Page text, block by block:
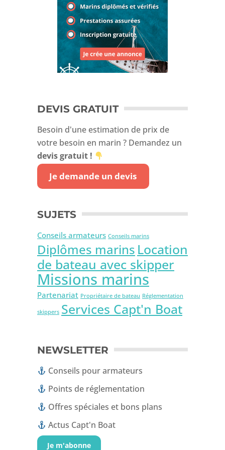
DEVIS GRATUIT
Besoin d'une estimation de prix de
votre besoin en marin ? Demandez un
devis gratuit !
Je demande un devis
SUJETS
Conseils armateurs Conseils marins
Diplômes marins Location
de bateau avec skipper
Missions marins
Partenariat Propriétaire de bateau Réglementation
skippers Services Capt'n Boat
NEWSLETTER
Conseils pour armateurs
Points de réglementation
Offres spéciales et bons plans
Actus Capt'n Boat
Je m'abonne